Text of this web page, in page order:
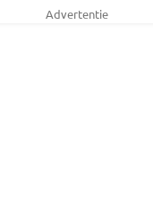
Advertentie